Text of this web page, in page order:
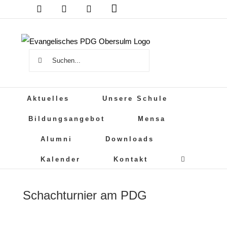
springen
DSB MensaPDG
Cloud PDG
Instagram
Suche
Aktuelles Unsere Schule
Bildungsangebot Mensa
Alumni Downloads
Kalender Kontakt
Schachturnier am PDG